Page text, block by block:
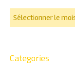
Categories